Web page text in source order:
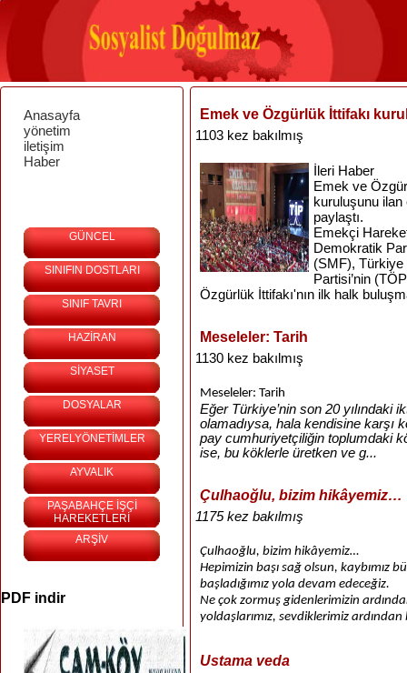
Anasayfa
yönetim
iletişim
Haber
GÜNCEL
SINIFIN DOSTLARI
SINIF TAVRI
HAZİRAN
SİYASET
DOSYALAR
YERELYÖNETİMLER
AYVALIK
PAŞABAHÇE İŞÇİ
HAREKETLERİ
ARŞİV
PDF indir
Emek ve Özgürlük İttifakı
1103 kez bakılmış
İleri Haber
Emek ve
kuruluşunu ilan
paylaştı.
Emekçi
Demokratik
(SMF),
Partisi’nin
Özgürlük İttifakı'nın ilk halk
Meseleler: Tarih
1130 kez bakılmış
Meseleler: Tarih
Eğer Türkiye’nin son 20 yılındaki
olamadıysa, hala kendisine karşı
pay cumhuriyetçiliğin toplumdaki
ise, bu köklerle üretken ve g...
Çulhaoğlu, bizim hikâyemiz…
1175 kez bakılmış
Çulhaoğlu, bizim hikâyemiz…
Hepimizin başı sağ olsun, kaybımız
başladığımız yola devam edeceğiz.
Ne çok zormuş gidenlerimizin
yoldaşlarımız, sevdiklerimiz
Ustama veda